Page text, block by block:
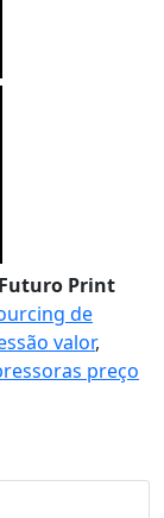
Futuro Print
de
valor,
preço